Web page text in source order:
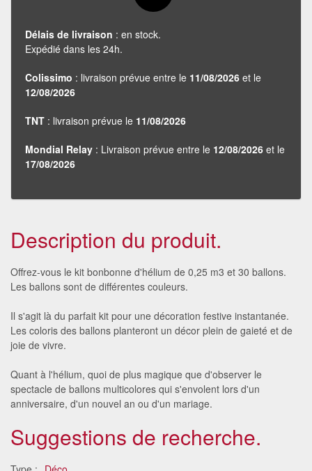
Délais de livraison : en stock.
Expédié dans les 24h.
Colissimo : livraison prévue entre le 11/08/2026 et le
12/08/2026
TNT : livraison prévue le 11/08/2026
Mondial Relay : Livraison prévue entre le 12/08/2026 et le
17/08/2026
Description du produit.
Offrez-vous le kit bonbonne d'hélium de 0,25 m3 et 30 ballons.
Les ballons sont de différentes couleurs.
Il s'agit là du parfait kit pour une décoration festive instantanée.
Les coloris des ballons planteront un décor plein de gaieté et de
joie de vivre.
Quant à l'hélium, quoi de plus magique que d'observer le
spectacle de ballons multicolores qui s'envolent lors d'un
anniversaire, d'un nouvel an ou d'un mariage.
Suggestions de recherche.